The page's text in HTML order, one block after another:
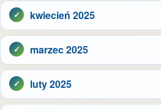
kwiecień 2025
marzec 2025
luty 2025